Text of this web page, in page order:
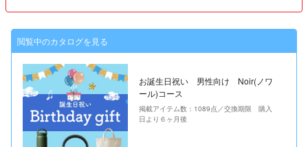
閲覧中のカタログを見る
お誕生日祝い 男性向け Noir(ノワ
ール)コース
掲載アイテム数：1089点／交換期限 購入
日より６ヶ月後